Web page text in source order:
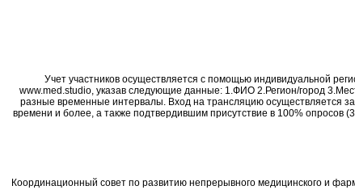
Учет участников осуществляется с помощью индивидуальной
www.med.studio, указав следующие данные: 1.ФИО 2.Регион/город
разные временные интервалы. Вход на трансляцию осуществляется
времени и более, а также подтвердившим присутствие в 100% опросов
Координационный совет по развитию непрерывного медицинского и